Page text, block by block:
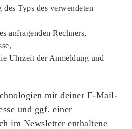
des Typs des verwendeten
anfragenden Rechners,
Uhrzeit der Anmeldung und
mit deiner E-Mail-
und ggf. einer
im Newsletter enthaltene